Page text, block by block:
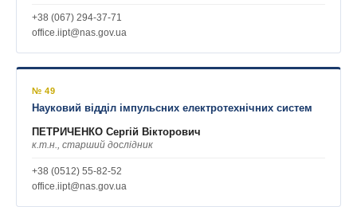
+38 (067) 294-37-71
office.iipt@nas.gov.ua
№ 49
Науковий відділ імпульсних електротехнічних систем
ПЕТРИЧЕНКО Сергій Вікторович
к.т.н., старший дослідник
+38 (0512) 55-82-52
office.iipt@nas.gov.ua